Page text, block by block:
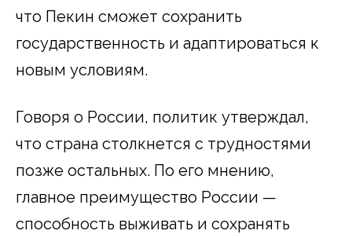
что Пекин сможет сохранить
государственность и адаптироваться к
новым условиям.
Говоря о России, политик утверждал,
что страна столкнется с трудностями
позже остальных. По его мнению,
главное преимущество России —
способность выживать и сохранять